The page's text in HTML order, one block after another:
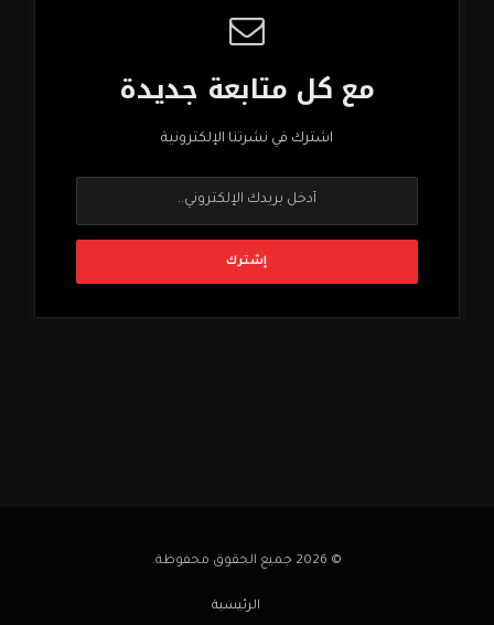
مع كل متابعة جديدة
اشترك في نشرتنا الإلكترونية
© 2026 جميع الحقوق محفوظة.
الرئيسية